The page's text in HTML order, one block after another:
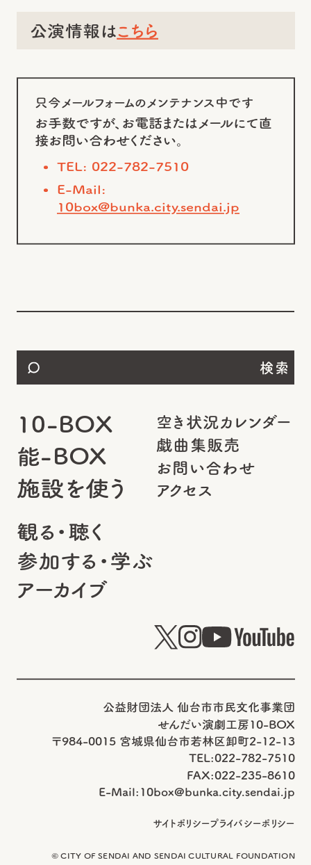
公演情報は こちら
只今メールフォームのメンテナンス中です
お手数ですが、お電話またはメールにて直
接お問い合わせください。
TEL: 022-782-7510
E-Mail:
10box@bunka.city.sendai.jp
検索
公益財団法人 仙台市市民文化事業団
せんだい演劇工房10-BOX
〒984-0015 宮城県仙台市若林区卸町2-12-13
TEL:022-782-7510
FAX:022-235-8610
E-Mail: 10box@bunka.city.sendai.jp
10-BOX
能-BOX
施設を使う
観る・聴く
参加する・学ぶ
アーカイブ
空き状況カレンダー
戯曲集販売
お問い合わせ
アクセス
© CITY OF SENDAI AND SENDAI CULTURAL FOUNDATION
サイトポリシープライバシーポリシー